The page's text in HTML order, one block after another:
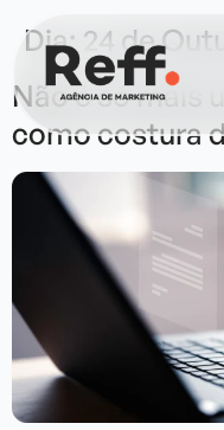
Dia:24 de
Não é só mais
como costura